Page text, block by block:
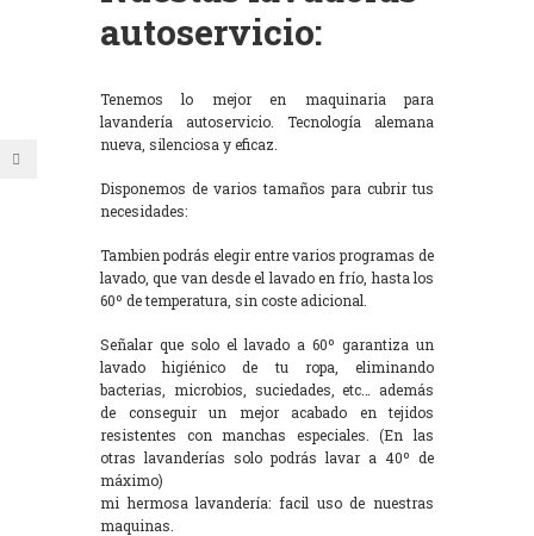
autoservicio:
Tenemos lo mejor en maquinaria para
lavandería autoservicio. Tecnología alemana
nueva, silenciosa y eficaz.
Disponemos de varios tamaños para cubrir tus
necesidades:
Tambien podrás elegir entre varios programas de
lavado, que van desde el lavado en frío, hasta los
60º de temperatura, sin coste adicional.
Señalar que solo el lavado a 60º garantiza un
lavado higiénico de tu ropa, eliminando
bacterias, microbios, suciedades, etc… además
de conseguir un mejor acabado en tejidos
resistentes con manchas especiales. (En las
otras lavanderías solo podrás lavar a 40º de
máximo)
mi hermosa lavandería: facil uso de nuestras
maquinas.